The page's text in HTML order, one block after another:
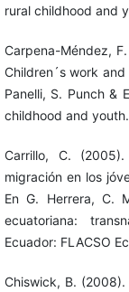
rural childhood and
Carpena-Méndez,
Children´s work
Panelli, S. Punch &
childhood and
Carrillo, C.
migración en los
En G. Herrera, C.
ecuatoriana:
Ecuador: FLACSO
Chiswick, B.